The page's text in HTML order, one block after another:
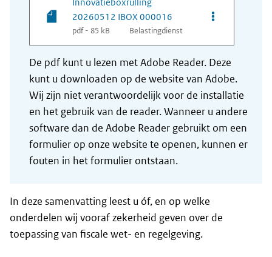
20260512 IBOX 000016
pdf - 85 kB Belastingdienst
Opties van
De pdf kunt u lezen met Adobe Reader. Deze
kunt u downloaden op de website van Adobe.
Wij zijn niet verantwoordelijk voor de installatie
en het gebruik van de reader. Wanneer u andere
software dan de Adobe Reader gebruikt om een
formulier op onze website te openen, kunnen er
fouten in het formulier ontstaan.
In deze samenvatting leest u óf, en op welke
onderdelen wij vooraf zekerheid geven over de
toepassing van fiscale wet- en regelgeving.